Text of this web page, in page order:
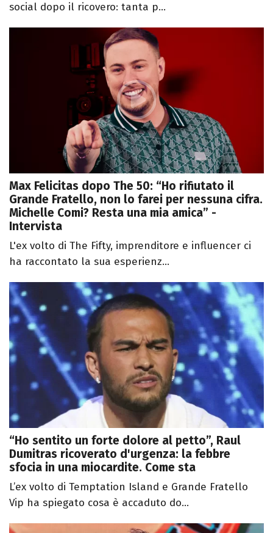
social dopo il ricovero: tanta p...
Max Felicitas dopo The 50: “Ho rifiutato il
Grande Fratello, non lo farei per nessuna cifra.
Michelle Comi? Resta una mia amica” -
Intervista
L'ex volto di The Fifty, imprenditore e influencer ci
ha raccontato la sua esperienz...
“Ho sentito un forte dolore al petto”, Raul
Dumitras ricoverato d'urgenza: la febbre
sfocia in una miocardite. Come sta
L’ex volto di Temptation Island e Grande Fratello
Vip ha spiegato cosa è accaduto do...